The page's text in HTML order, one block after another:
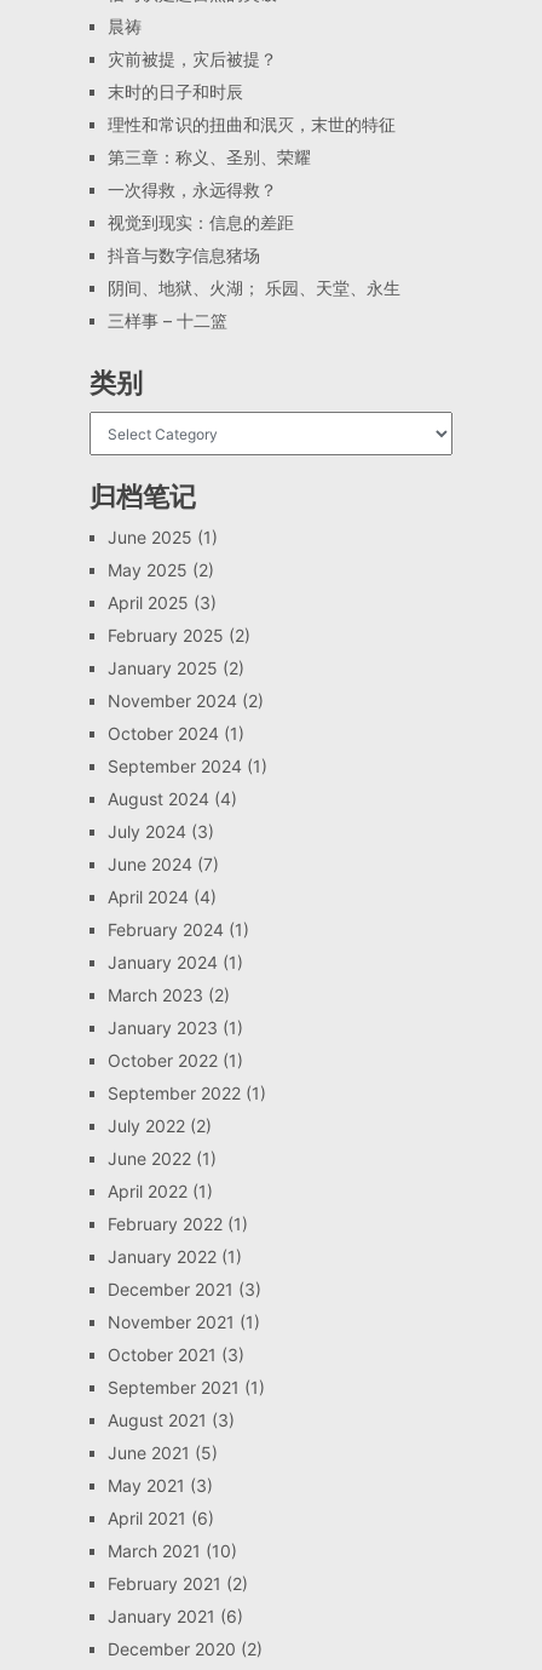
晨祷
灾前被提，灾后被提？
末时的日子和时辰
理性和常识的扭曲和泯灭，末世的特征
第三章：称义、圣别、荣耀
一次得救，永远得救？
视觉到现实：信息的差距
抖音与数字信息猪场
阴间、地狱、火湖； 乐园、天堂、永生
三样事 – 十二篮
类别
归档笔记
June 2025 (1)
May 2025 (2)
April 2025 (3)
February 2025 (2)
January 2025 (2)
November 2024(2)
October 2024(1)
September 2024(1)
August 2024(4)
July 2024(3)
June 2024(7)
April 2024(4)
February 2024(1)
January 2024(1)
March 2023 (2)
January 2023 (1)
October 2022(1)
September 2022(1)
July 2022(2)
June 2022(1)
April 2022(1)
February 2022(1)
January 2022(1)
December 2021 (3)
November 2021 (1)
October 2021 (3)
September 2021 (1)
August 2021 (3)
June 2021 (5)
May 2021 (3)
April 2021 (6)
March 2021 (10)
February 2021 (2)
January 2021 (6)
December 2020 (2)